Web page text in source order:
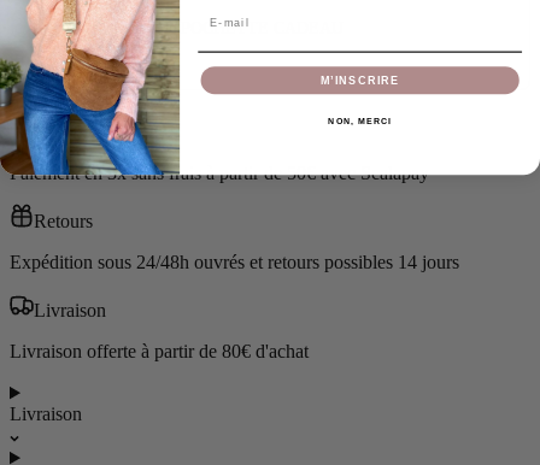
Grande POCHETTE CADEAU
2,00 €
3x sans frais
Paiement en 3x sans frais à partir de 50€ avec Scalapay
Retours
Expédition sous 24/48h ouvrés et retours possibles 14 jours
Livraison
Livraison offerte à partir de 80€ d'achat
Livraison
M’INSCRIRE
NON, MERCI